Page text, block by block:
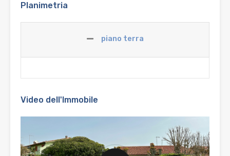
Planimetria
piano terra
Video dell'Immobile